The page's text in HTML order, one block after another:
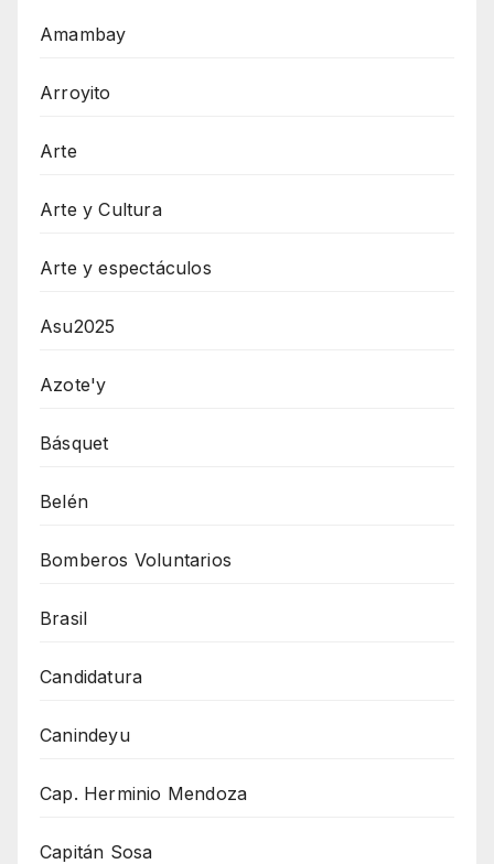
Amambay
Arroyito
Arte
Arte y Cultura
Arte y espectáculos
Asu2025
Azote'y
Básquet
Belén
Bomberos Voluntarios
Brasil
Candidatura
Canindeyu
Cap. Herminio Mendoza
Capitán Sosa